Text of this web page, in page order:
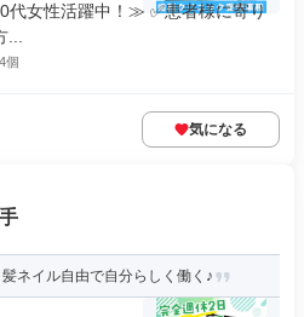
女性活躍中！≫ ✅患者様に寄り
個
気になる
ネイル自由で自分らしく働く♪